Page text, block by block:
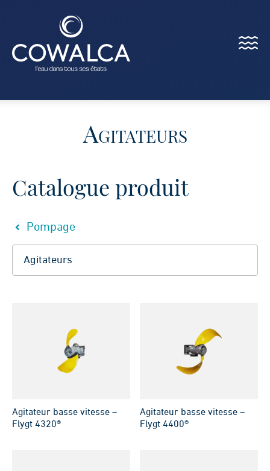
Menu
Agitateurs
Catalogue produit
Pompage
Agitateur basse vitesse –
Flygt 4320®
Agitateur basse vitesse –
Flygt 4400®